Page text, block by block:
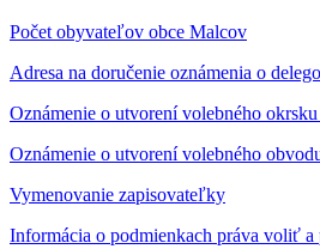
Počet obyvateľov obce Malcov
Adresa na doručenie oznámenia o
Oznámenie o utvorení volebného
Oznámenie o utvorení volebného
Vymenovanie zapisovateľky
Informácia o podmienkach práva voliť